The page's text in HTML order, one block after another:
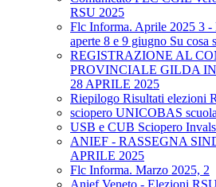
RSU 2025
Flc Informa. Aprile 2025 3 -
aperte 8 e 9 giugno Su cosa
REGISTRAZIONE AL
PROVINCIALE GILDA
28 APRILE 2025
Riepilogo Risultati elezioni
sciopero UNICOBAS
USB e CUB Sciopero
ANIEF - RASSEGNA
APRILE 2025
Flc Informa. Marzo 2025, 2